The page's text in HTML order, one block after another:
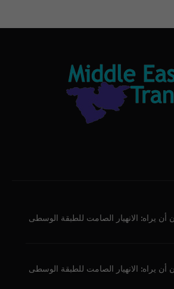
أن يراه: الانهيار الصامت للطبقة الوسطى
أن يراه: الانهيار الصامت للطبقة الوسطى